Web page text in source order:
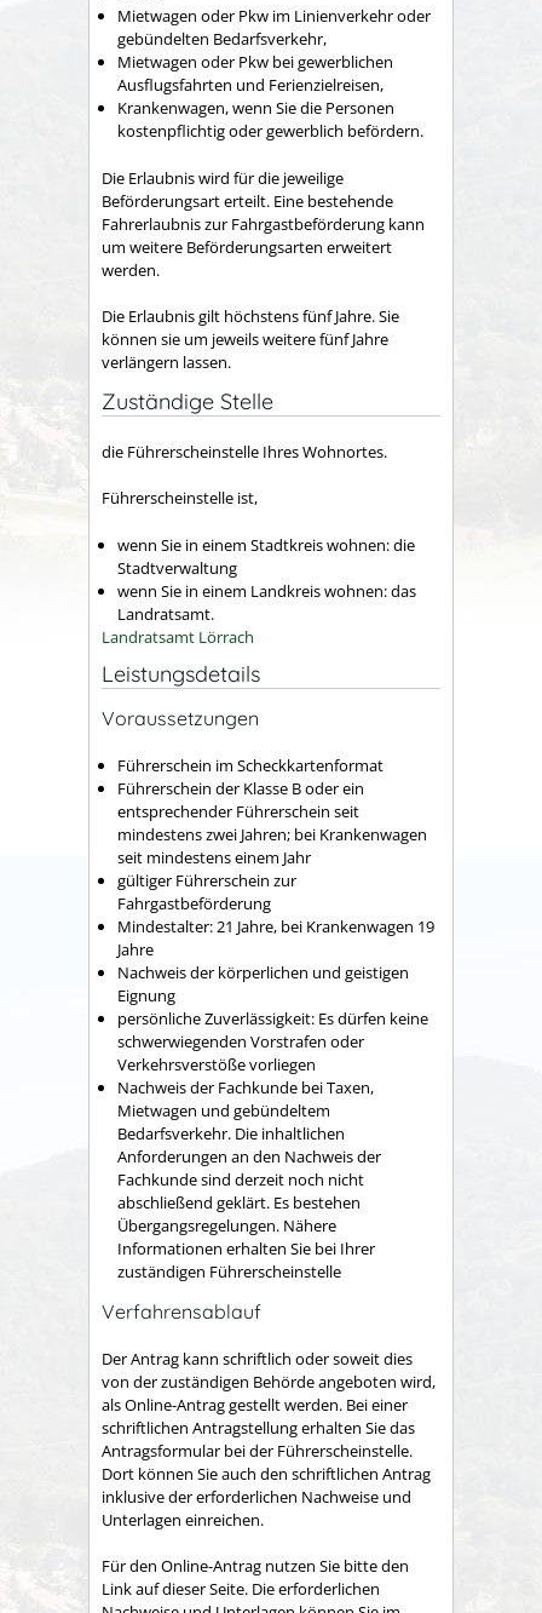
Mietwagen oder Pkw im Linienverkehr oder
gebündelten Bedarfsverkehr,
Mietwagen oder Pkw bei gewerblichen
Ausflugsfahrten und Ferienzielreisen,
Krankenwagen, wenn Sie die Personen
kostenpflichtig oder gewerblich befördern.
Die Erlaubnis wird für die jeweilige
Beförderungsart erteilt. Eine bestehende
Fahrerlaubnis zur Fahrgastbeförderung kann
um weitere Beförderungsarten erweitert
werden.
Die Erlaubnis gilt höchstens fünf Jahre. Sie
können sie um jeweils weitere fünf Jahre
verlängern lassen.
Zuständige Stelle
die Führerscheinstelle Ihres Wohnortes.
Führerscheinstelle ist,
wenn Sie in einem Stadtkreis wohnen: die
Stadtverwaltung
wenn Sie in einem Landkreis wohnen: das
Landratsamt.
Landratsamt Lörrach
Leistungsdetails
Voraussetzungen
Führerschein im Scheckkartenformat
Führerschein der Klasse B oder ein
entsprechender Führerschein seit
mindestens zwei Jahren; bei Krankenwagen
seit mindestens einem Jahr
gültiger Führerschein zur
Fahrgastbeförderung
Mindestalter: 21 Jahre, bei Krankenwagen 19
Jahre
Nachweis der körperlichen und geistigen
Eignung
persönliche Zuverlässigkeit: Es dürfen keine
schwerwiegenden Vorstrafen oder
Verkehrsverstöße vorliegen
Nachweis der Fachkunde bei Taxen,
Mietwagen und gebündeltem
Bedarfsverkehr. Die inhaltlichen
Anforderungen an den Nachweis der
Fachkunde sind derzeit noch nicht
abschließend geklärt. Es bestehen
Übergangsregelungen. Nähere
Informationen erhalten Sie bei Ihrer
zuständigen Führerscheinstelle
Verfahrensablauf
Der Antrag kann schriftlich oder soweit dies
von der zuständigen Behörde angeboten wird,
als Online-Antrag gestellt werden. Bei einer
schriftlichen Antragstellung erhalten Sie das
Antragsformular bei der Führerscheinstelle.
Dort können Sie auch den schriftlichen Antrag
inklusive der erforderlichen Nachweise und
Unterlagen einreichen.
Für den Online-Antrag nutzen Sie bitte den
Link auf dieser Seite. Die erforderlichen